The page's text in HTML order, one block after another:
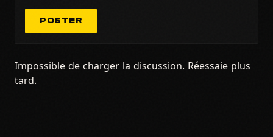
POSTER
Impossible de charger la discussion. Réessaie plus
tard.